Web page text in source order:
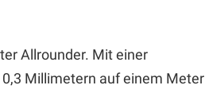
Allrounder. Mit einer
Millimetern auf einem Meter